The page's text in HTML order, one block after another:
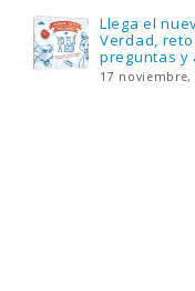
Llega el
Verdad,
preguntas y
17 noviembre,